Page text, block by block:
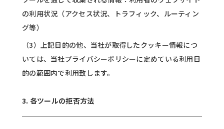
の利用状況（アクセス状況、トラフィック、ルーティン
グ等）
（3）上記目的の他、当社が取得したクッキー情報につ
いては、当社プライバシーポリシーに定めている利用目
的の範囲内で利用致します。
3. 各ツールの拒否方法